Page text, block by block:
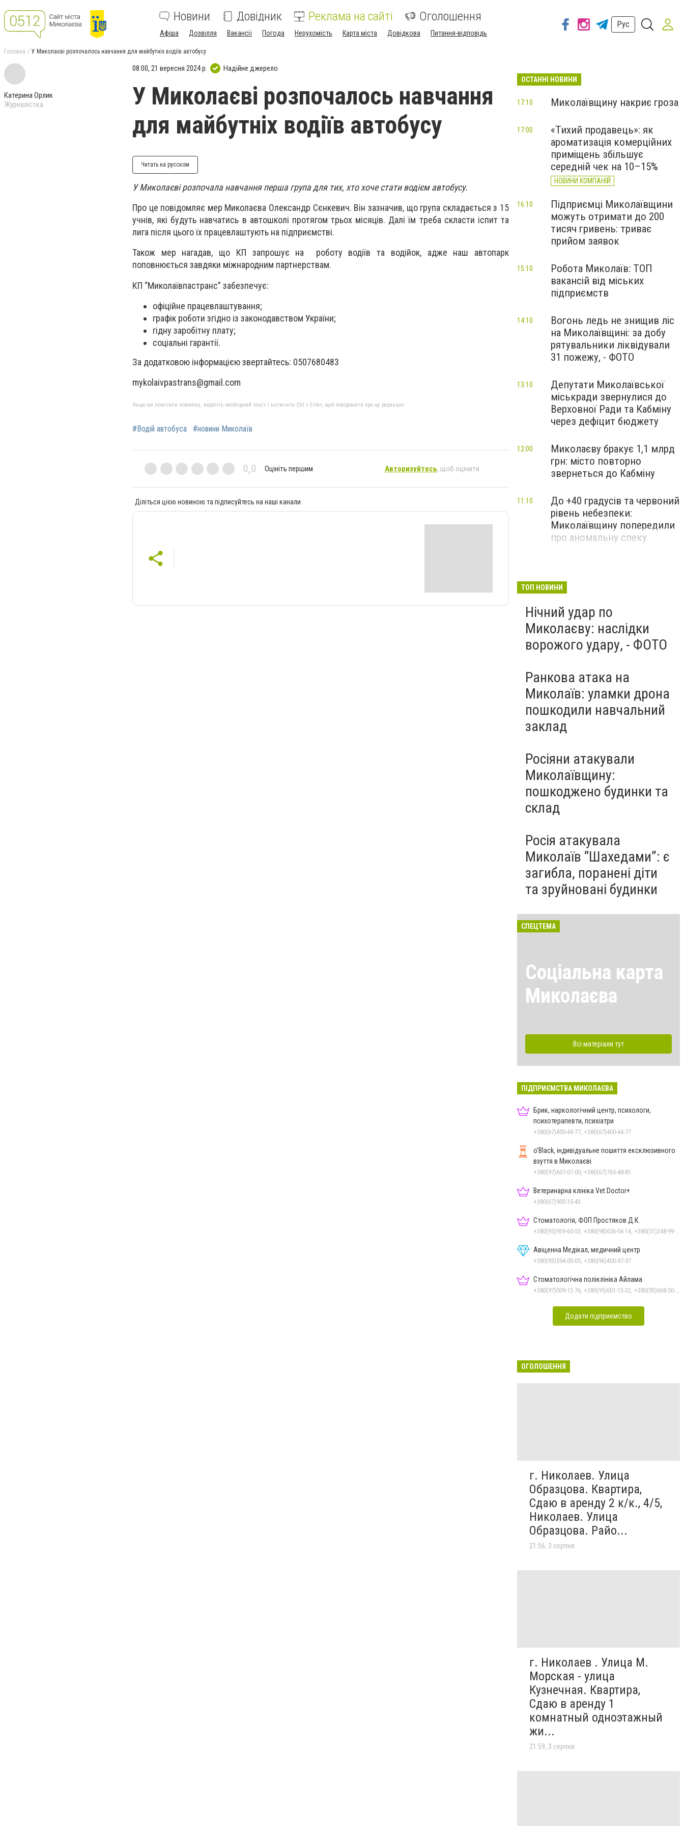
Новини Довідник Реклама на сайті Оголошення
Афіша Дозвілля Вакансії Погода Нерухомість Карта міста Довідкова Питання-відповідь
Рус
Головна У Миколаєві розпочалось навчання для майбутніх водіїв автобусу
Катерина Орлик
Журналістка
08:00, 21 вересня 2024 р. Надійне джерело
У Миколаєві розпочалось навчання
для майбутніх водіїв автобусу
Читать на русском
У Миколаєві розпочала навчання перша група для тих, хто хоче стати водієм автобусу.
Про це повідомляє мер Миколаєва Олександр Сєнкевич. Він зазначив, що група складається з 15
учнів, які будуть навчатись в автошколі протягом трьох місяців. Далі їм треба скласти іспит та
лига після цього їх працевлаштують на підприємстві.
Також мер нагадав, що КП запрошує на роботу водіїв та водійок, адже наш автопарк
поповнюється завдяки міжнародним партнерствам.
КП “Миколаївпастранс” забезпечує:
офіційне працевлаштування;
графік роботи згідно із законодавством України;
гідну заробітну плату;
соціальні гарантії.
За додатковою інформацією звертайтесь: 0507680483
mykolaivpastrans@gmail.com
Якщо ви помітили помилку, виділіть необхідний текст і натисніть Ctrl + Enter, щоб повідомити про це редакцію
#Водій автобуса #новини Миколаїв
0,0 Оцініть першим Авторизуйтесь, щоб оцінити
Діліться цією новиною та підписуйтесь на наші канали
ОСТАННІ НОВИНИ
Миколаївщину накриє гроза
17:10
«Тихий продавець»: як
ароматизація комерційних
приміщень збільшує
середній чек на 10–15%
НОВИНИ КОМПАНІЙ
17:00
Підприємці Миколаївщини
можуть отримати до 200
тисяч гривень: триває
прийом заявок
16:10
Робота Миколаїв: ТОП
вакансій від міських
підприємств
15:10
Вогонь ледь не знищив ліс
на Миколаївщині: за добу
рятувальники ліквідували
31 пожежу, - ФОТО
14:10
Депутати Миколаївської
міськради звернулися до
Верховної Ради та Кабміну
через дефіцит бюджету
13:10
Миколаєву бракує 1,1 млрд
грн: місто повторно
звернеться до Кабміну
12:00
До +40 градусів та червоний
рівень небезпеки:
Миколаївщину попередили
про аномальну спеку
11:10
ТОП НОВИНИ
Нічний удар по
Миколаєву: наслідки
ворожого удару, - ФОТО
Ранкова атака на
Миколаїв: уламки дрона
пошкодили навчальний
заклад
Росіяни атакували
Миколаївщину:
пошкоджено будинки та
склад
Росія атакувала
Миколаїв “Шахедами”: є
загибла, поранені діти
та зруйновані будинки
СПЕЦТЕМА
Соціальна карта
Миколаєва
Всі матеріали тут
ПІДПРИЄМСТВА МИКОЛАЄВА
Брик, наркологічний центр, психологи,
психотерапевти, психіатри
+380(67)400-44-77, +380(67)400-44-77
o'Black, індивідуальне пошиття ексклюзивного
взуття в Миколаєві
+380(97)607-07-00, +380(67)765-48-81
Ветеринарна клініка Vet.Doctor+
+380(67)900-15-43
Стоматологія, ФОП Простяков Д.К.
Авіценна Медікал, медичний центр
+380(93)594-00-05, +380(96)400-97-97
Стоматологічна поліклініка Айлама
Додати підприємство
ОГОЛОШЕННЯ
г. Николаев. Улица
Образцова. Квартира,
Сдаю в аренду 2 к/к., 4/5,
Николаев. Улица
Образцова. Райо...
21:56, 3 серпня
г. Николаев . Улица М.
Морская - улица
Кузнечная. Квартира,
Сдаю в аренду 1
комнатный одноэтажный
жи...
21:59, 3 серпня